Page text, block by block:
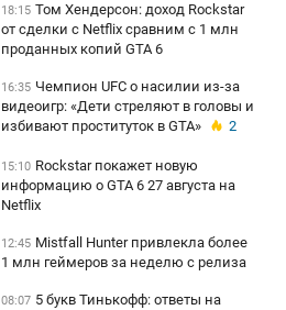
18:15 Том Хендерсон: доход Rockstar
от сделки с Netflix сравним с 1 млн
проданных копий GTA 6
16:35 Чемпион UFC о насилии из-за
видеоигр: «Дети стреляют в головы и
избивают проституток в GTA»
2
15:10 Rockstar покажет новую
информацию о GTA 6 27 августа на
Netflix
12:45 Mistfall Hunter привлекла более
1 млн геймеров за неделю с релиза
08:07 5 букв Тинькофф: ответы на